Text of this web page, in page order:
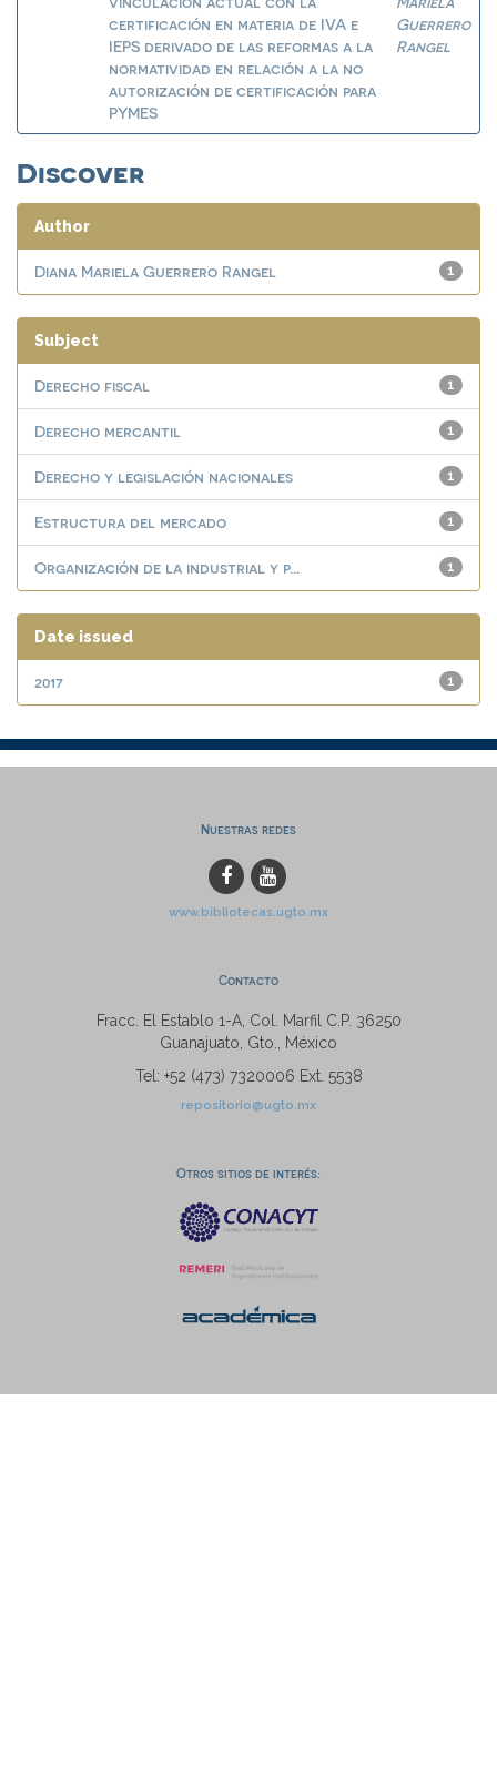
certificación en materia de IVA e
IEPS derivado de las reformas a la
normatividad en relación a la no
autorización de certificación para
PYMES
Guerrero
Rangel
Discover
Author
1
Diana Mariela Guerrero Rangel
Subject
1
Derecho fiscal
1
Derecho mercantil
1
Derecho y legislación nacionales
1
Estructura del mercado
1
Organización de la industrial y p...
Date issued
1
2017
Nuestras redes
www.bibliotecas.ugto.mx
Contacto
Fracc. El Establo 1-A, Col. Marfil C.P. 36250
Guanajuato, Gto., México
Tel: +52 (473) 7320006 Ext. 5538
repositorio@ugto.mx
Otros sitios de interés: